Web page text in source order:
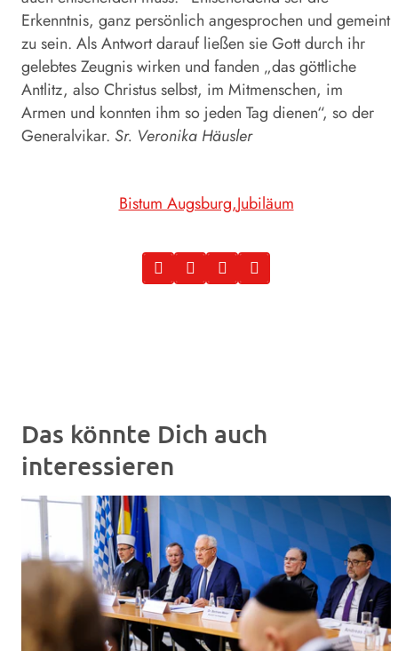
Erkenntnis, ganz persönlich angesprochen und gemeint
zu sein. Als Antwort darauf ließen sie Gott durch ihr
gelebtes Zeugnis wirken und fanden „das göttliche
Antlitz, also Christus selbst, im Mitmenschen, im
Armen und konnten ihm so jeden Tag dienen“, so der
Generalvikar. Sr. Veronika Häusler
Bistum Augsburg Jubiläum
Das könnte Dich auch
interessieren